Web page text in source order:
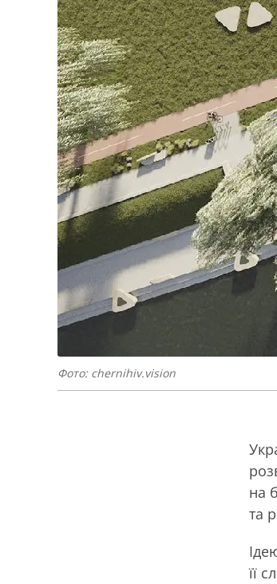
Фото: chernihiv.vision
на
та
її